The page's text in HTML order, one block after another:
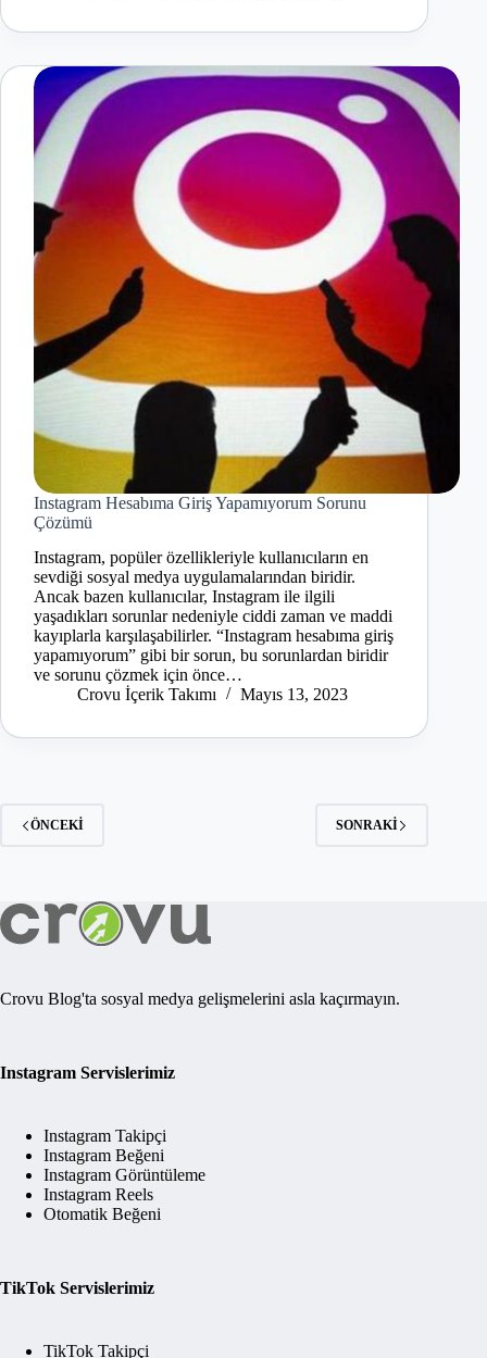
Instagram Hesabıma Giriş Yapamıyorum Sorunu
Çözümü
Instagram, popüler özellikleriyle kullanıcıların en
sevdiği sosyal medya uygulamalarından biridir.
Ancak bazen kullanıcılar, Instagram ile ilgili
yaşadıkları sorunlar nedeniyle ciddi zaman ve maddi
kayıplarla karşılaşabilirler. “Instagram hesabıma giriş
yapamıyorum” gibi bir sorun, bu sorunlardan biridir
ve sorunu çözmek için önce…
Crovu İçerik Takımı
Mayıs 13, 2023
ÖNCEKI SONRAKI
Crovu Blog'ta sosyal medya gelişmelerini asla kaçırmayın.
Instagram Servislerimiz
Instagram Takipçi
Instagram Beğeni
Instagram Görüntüleme
Instagram Reels
Otomatik Beğeni
TikTok Servislerimiz
TikTok Takipçi